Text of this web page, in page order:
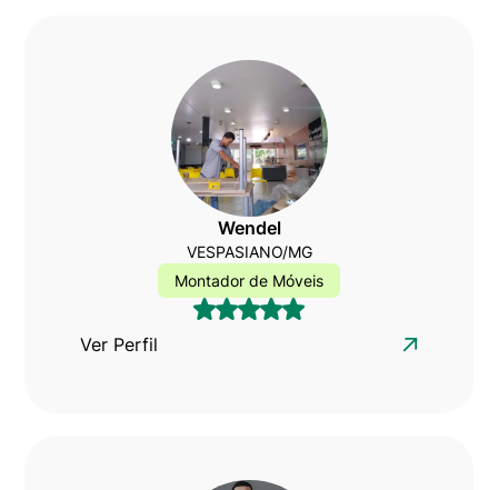
Wendel
VESPASIANO/MG
Montador de Móveis
Ver Perfil